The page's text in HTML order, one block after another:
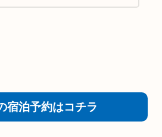
宿泊予約はコチラ